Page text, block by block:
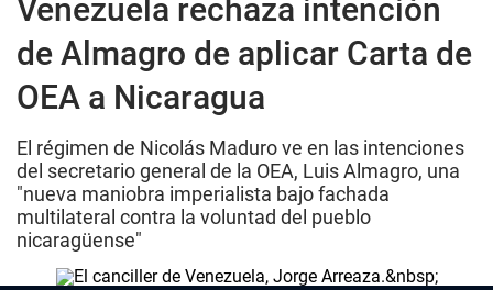
Venezuela rechaza intención
de Almagro de aplicar Carta de
OEA a Nicaragua
El régimen de Nicolás Maduro ve en las intenciones
del secretario general de la OEA, Luis Almagro, una
"nueva maniobra imperialista bajo fachada
multilateral contra la voluntad del pueblo
nicaragüense"